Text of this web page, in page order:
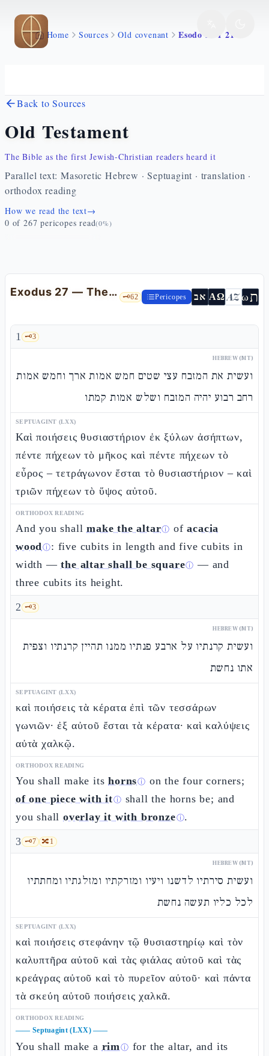
Skip to main content
Home Sources Old covenant Esodo 27 1 21
Back to Sources
Old Testament
The Bible as the first Jewish-Christian readers heard it
Parallel text: Masoretic Hebrew · Septuagint · translation ·
orthodox reading
How we read the text→
0 of 267 pericopes read(0%)
Exodus 27 — The Altar of the Courtyard and the Enclosure of the Sanctuary 🗝️62 Pericopes אב ΑΩ AZωת
1 🗝️3
HEBREW (MT)
ועשית את המזבח עצי שטים חמש אמות ארך וחמש אמות
רחב רבוע יהיה המזבח ושלש אמות קמתו
SEPTUAGINT (LXX)
Καὶ ποιήσεις θυσιαστήριον ἐκ ξύλων ἀσήπτων,
πέντε πήχεων τὸ μῆκος καὶ πέντε πήχεων τὸ
εὖρος – τετράγωνον ἔσται τὸ θυσιαστήριον – καὶ
τριῶν πήχεων τὸ ὕψος αὐτοῦ.
ORTHODOX READING
And you shallmake the altarⓘ ofacacia
woodⓘ: five cubits in length and five cubits in
width —the altar shall be squareⓘ — and
three cubits its height.
2 🗝️3
HEBREW (MT)
ועשית קרנתיו על ארבע פנתיו ממנו תהיין קרנתיו וצפית
אתו נחשת
SEPTUAGINT (LXX)
καὶ ποιήσεις τὰ κέρατα ἐπὶ τῶν τεσσάρων
γωνιῶν· ἐξ αὐτοῦ ἔσται τὰ κέρατα· καὶ καλύψεις
αὐτὰ χαλκῷ.
ORTHODOX READING
You shall make itshornsⓘ on the four corners;
of one piece with itⓘ shall the horns be; and
you shalloverlay it with bronzeⓘ.
3 🗝️7 🔀1
HEBREW (MT)
ועשית סירתיו לדשנו ויעיו ומזרקתיו ומזלגתיו ומחתתיו
לכל כליו תעשה נחשת
SEPTUAGINT (LXX)
καὶ ποιήσεις στεφάνην τῷ θυσιαστηρίῳ καὶ τὸν
καλυπτῆρα αὐτοῦ καὶ τὰς φιάλας αὐτοῦ καὶ τὰς
κρεάγρας αὐτοῦ καὶ τὸ πυρεῖον αὐτοῦ· καὶ πάντα
τὰ σκεύη αὐτοῦ ποιήσεις χαλκᾶ.
ORTHODOX READING
—— Septuagint (LXX)——
You shall make a rimⓘ for the altar, and its